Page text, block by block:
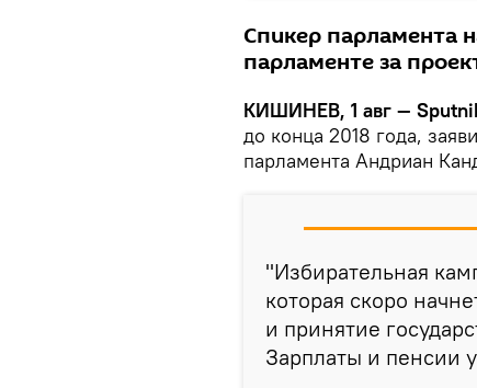
Спикер парламента
парламенте за
КИШИНЕВ, 1 авг —
до конца 2018 года,
парламента Андриан
"Избирательная
которая скоро
и принятие
Зарплаты и пенсии